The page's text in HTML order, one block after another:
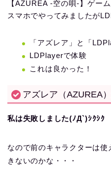
【AZUREA -空の唄-】ゲー
スマホでやってみましたが
「アズレア」と「
LDPlayerで体験
これは良かった！
アズレア（AZUREA
私は失敗しました(ﾉД`)ｼｸｼｸ
なので前のキャラクターは
きないのかな・・・